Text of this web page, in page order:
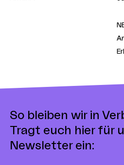
So bleiben wir in
Tragt euch hier für
Newsletter ein: